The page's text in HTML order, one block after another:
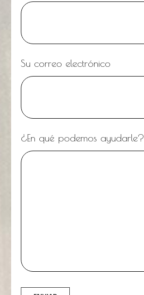
Su correo electrónico
¿En qué podemos ayudarle?